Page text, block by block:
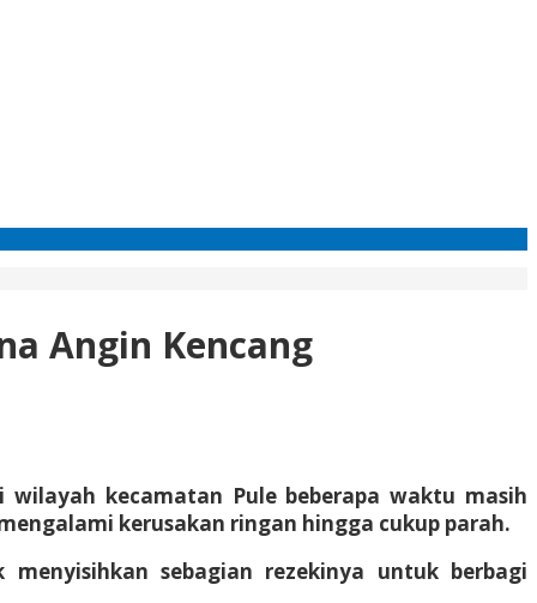
Angin Kencang
kecamatan Pule beberapa waktu masih
kerusakan ringan hingga cukup parah.
sebagian rezekinya untuk berbagi